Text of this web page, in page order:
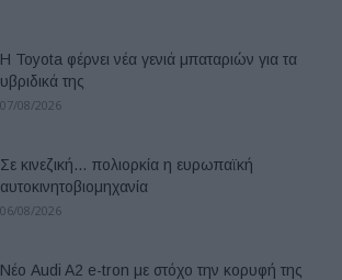
Η Toyota φέρνει νέα γενιά μπαταριών για τα
υβριδικά της
07/08/2026
Σε κινεζική… πολιορκία η ευρωπαϊκή
αυτοκινητοβιομηχανία
06/08/2026
Νέο Audi A2 e-tron με στόχο την κορυφή της